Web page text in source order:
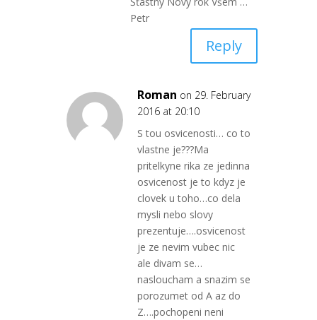
Petr
Reply
Roman on 29. February
2016 at 20:10
S tou osvicenosti… co to
vlastne je???Ma
pritelkyne rika ze jedinna
osvicenost je to kdyz je
clovek u toho…co dela
mysli nebo slovy
prezentuje….osvicenost
je ze nevim vubec nic
ale divam se…
nasloucham a snazim se
porozumet od A az do
Z….pochopeni neni